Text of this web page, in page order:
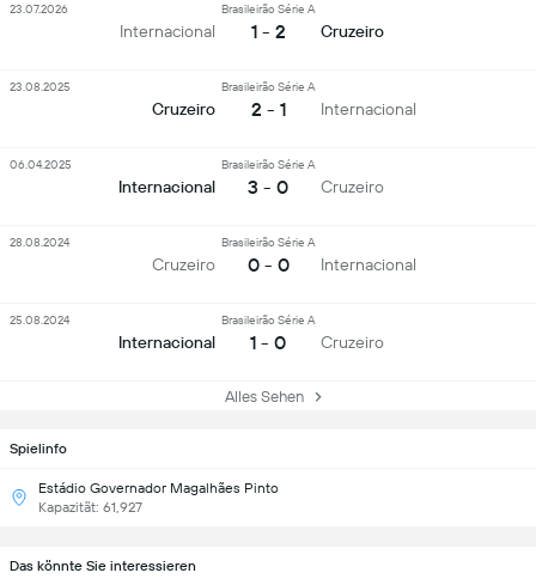
Spielinfo
Estádio Governador Magalhães Pinto
Kapazität: 61,927
Internacional
Brasileirão Série A
1 - 2 Cruzeiro
23.07.2026
Cruzeiro
Brasileirão Série A
2 - 1 Internacional
23.08.2025
Internacional
Brasileirão Série A
3 - 0 Cruzeiro
06.04.2025
Cruzeiro
Brasileirão Série A
0 - 0 Internacional
28.08.2024
Internacional
Brasileirão Série A
1 - 0 Cruzeiro
25.08.2024
Alles Sehen
Das könnte Sie interessieren